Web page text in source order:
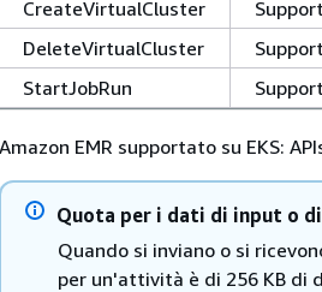
CreateVirtualCluster
DeleteVirtualCluster
StartJobRun
Amazon EMR supportato su EKS:
Quota per i dati di input o
Quando si inviano o si
per un'attività è di 256 KB di